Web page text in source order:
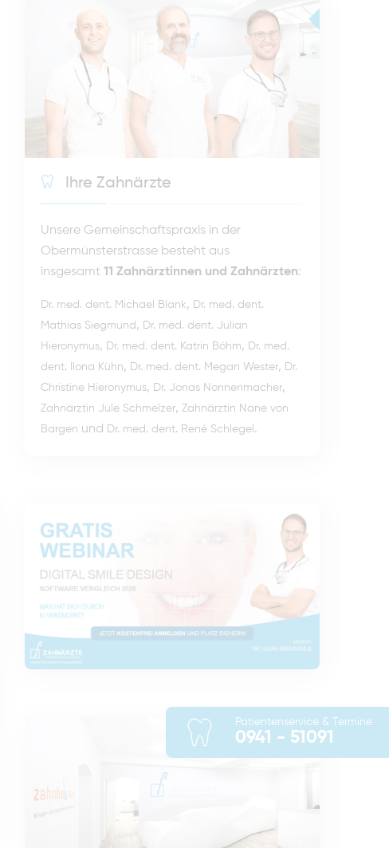
Ihre Zahnärzte
Unsere Gemeinschaftspraxis in der
Obermünsterstrasse besteht aus
insgesamt 11 Zahnärztinnen und Zahnärzten:
Dr. med. dent. Michael Blank, Dr. med. dent.
Mathias Siegmund , Dr. med. dent. Julian
Hieronymus, Dr. med. dent. Katrin Böhm, Dr. med.
dent. Ilona Kühn, Dr. med. dent. Megan Wester, Dr.
Christine Hieronymus, Dr. Jonas Nonnenmacher,
Zahnärztin Jule Schmelzer, Zahnärztin Nane von
Bargen und Dr. med. dent. René Schlegel .
Patientenservice & Termine
0941 - 51091